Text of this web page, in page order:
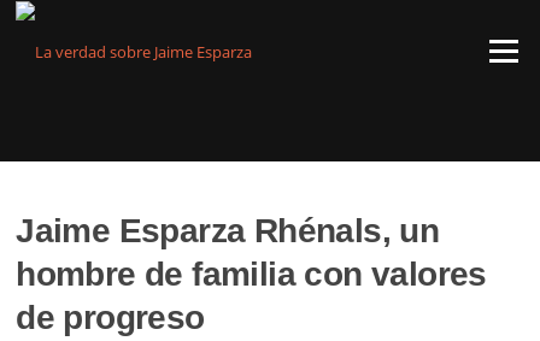
Saltar
contenido
Menú
Jaime Esparza Rhénals, un
hombre de familia con valores
de progreso